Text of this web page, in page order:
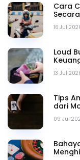
16 Jul
Cara
13 Jul
Loud
09 Jul
Tips
dari